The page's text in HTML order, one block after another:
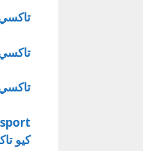
كيو